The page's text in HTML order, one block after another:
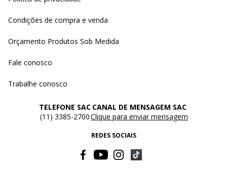
Condições de compra e venda
Orçamento Produtos Sob Medida
Fale conosco
Trabalhe conosco
TELEFONE SAC
(11) 3385-2700
CANAL DE MENSAGEM SAC
Clique para enviar mensagem
REDES SOCIAIS